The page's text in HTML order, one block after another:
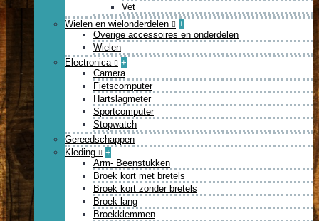
Vet
Wielen en wielonderdelen
+
Overige accessoires en onderdelen
Wielen
Electronica
+
Camera
Fietscomputer
Hartslagmeter
Sportcomputer
Stopwatch
Gereedschappen
Kleding
+
Arm- Beenstukken
Broek kort met bretels
Broek kort zonder bretels
Broek lang
Broekklemmen